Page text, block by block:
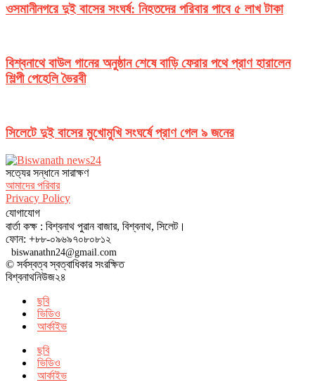
ওসমানীনগরে দুই বাসের সংঘর্ষ: নিহতদের পরিবার পাবে ৫ লাখ টাকা
বিশ্বনাথে বাউল গানের অনুষ্ঠান শেষে বাড়ি ফেরার পথে প্রাণ হারালেন
শিল্পী পেহেলি ভৈরবী
সিলেটে দুই বাসের মুখোমুখি সংঘর্ষে প্রাণ গেল ৯ জনের
সত‌্যের সন্ধানে সারাক্ষণ
আমাদের পরিবার
Privacy Policy
যোগাযোগ
বার্তা কক্ষ : বিশ্বনাথ পুরান বাজার, বিশ্বনাথ, সিলেট।
ফোন: +৮৮-০৯৬৯৭০৮০৮১২
biswanathn24@gmail.com
© সর্বস্বত্ব স্বত্বাধিকার সংরক্ষিত
বিশ্বনাথনিউজ২৪
ছবি
ভিডিও
আর্কাইভ
ছবি
ভিডিও
আর্কাইভ